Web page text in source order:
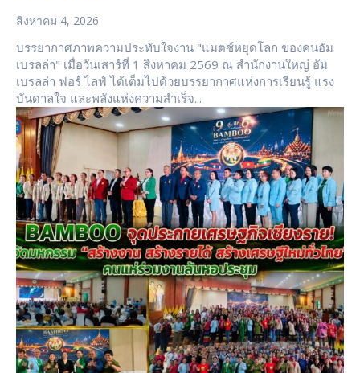
สิงหาคม 4, 2026
บรรยากาศภาพความประทับใจงาน "แมตช์หยุดโลก ของคนอัม
เบรลล่า" เมื่อวันเสาร์ที่ 1 สิงหาคม 2569 ณ สำนักงานใหญ่ อัม
เบรลล่า ฟอร์ ไลฟ์ ได้เต็มไปด้วยบรรยากาศแห่งการเรียนรู้ แรง
บันดาลใจ และพลังแห่งความสำเร็จ...